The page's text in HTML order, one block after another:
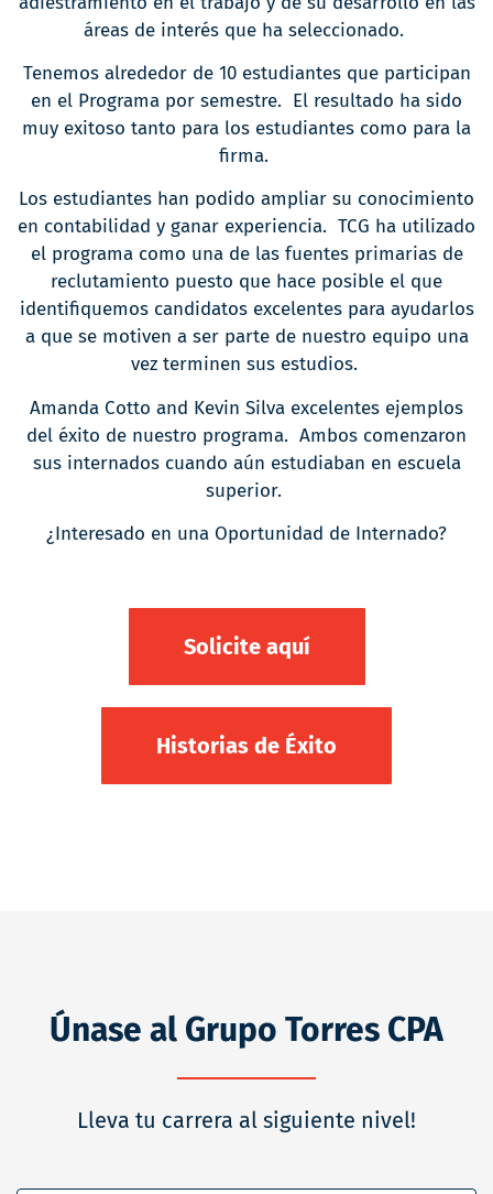
áreas de interés que ha seleccionado.
Tenemos alrededor de 10 estudiantes que participan
en el Programa por semestre. El resultado ha sido
muy exitoso tanto para los estudiantes como para la
firma.
Los estudiantes han podido ampliar su conocimiento
en contabilidad y ganar experiencia. TCG ha utilizado
el programa como una de las fuentes primarias de
reclutamiento puesto que hace posible el que
identifiquemos candidatos excelentes para ayudarlos
a que se motiven a ser parte de nuestro equipo una
vez terminen sus estudios.
Amanda Cotto and Kevin Silva excelentes ejemplos
del éxito de nuestro programa. Ambos comenzaron
sus internados cuando aún estudiaban en escuela
superior.
¿Interesado en una Oportunidad de Internado?
Solicite aquí
Historias de Éxito
Únase al Grupo Torres CPA
Lleva tu carrera al siguiente nivel!